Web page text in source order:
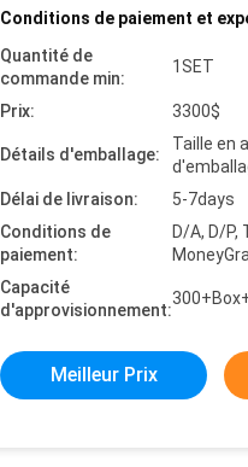
Conditions de paiement et
Quantité de
commande min:
1SET
Prix: 3300$
Détails d'emballage:
Taille en
Délai de livraison:
5-7days
Conditions de
paiement:
D/A, D/P,
Capacité
d'approvisionnement:
Meilleur Prix